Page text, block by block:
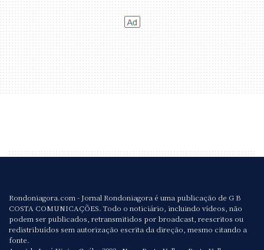
Rondoniagora.com - Jornal Rondoniagora é uma publicação de G B
COSTA COMUNICAÇÕES. Todo o noticiário, incluindo vídeos, não
podem ser publicados, retransmitidos por broadcast, reescritos ou
redistribuídos sem autorização escrita da direção, mesmo citando a
fonte.